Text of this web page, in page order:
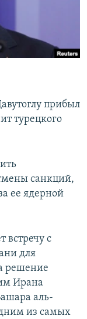
прибыл
турецкого
санкций,
ее ядерной
встречу с
для
решение
Ирана
аль-
из самых